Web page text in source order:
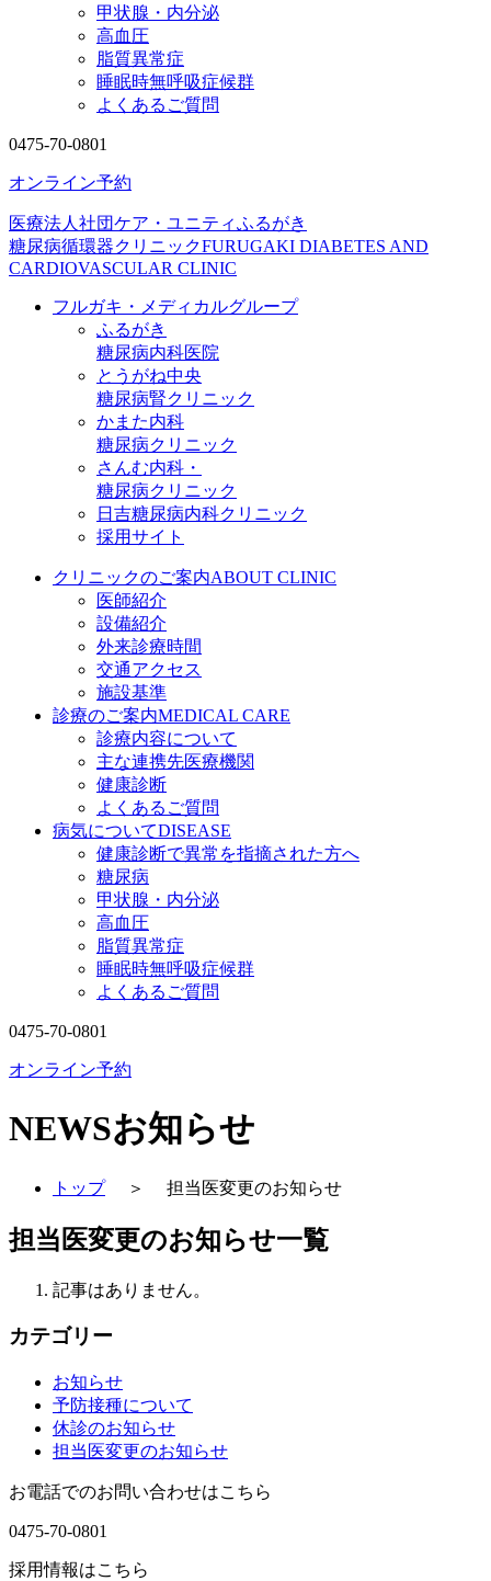
甲状腺・内分泌
高血圧
脂質異常症
睡眠時無呼吸症候群
よくあるご質問
0475-70-0801
オンライン予約
医療法人社団ケア・ユニティふるがき
糖尿病循環器クリニックFURUGAKI DIABETES AND
CARDIOVASCULAR CLINIC
フルガキ・メディカルグループ
ふるがき
糖尿病内科医院
とうがね中央
糖尿病腎クリニック
かまた内科
糖尿病クリニック
さんむ内科・
糖尿病クリニック
日吉糖尿病内科クリニック
採用サイト
クリニックのご案内ABOUT CLINIC
医師紹介
設備紹介
外来診療時間
交通アクセス
施設基準
診療のご案内MEDICAL CARE
診療内容について
主な連携先医療機関
健康診断
よくあるご質問
病気についてDISEASE
健康診断で異常を指摘された方へ
糖尿病
甲状腺・内分泌
高血圧
脂質異常症
睡眠時無呼吸症候群
よくあるご質問
0475-70-0801
オンライン予約
NEWSお知らせ
トップ＞ 担当医変更のお知らせ
担当医変更のお知らせ一覧
記事はありません。
カテゴリー
お知らせ
予防接種について
休診のお知らせ
担当医変更のお知らせ
お電話でのお問い合わせはこちら
0475-70-0801
採用情報はこちら